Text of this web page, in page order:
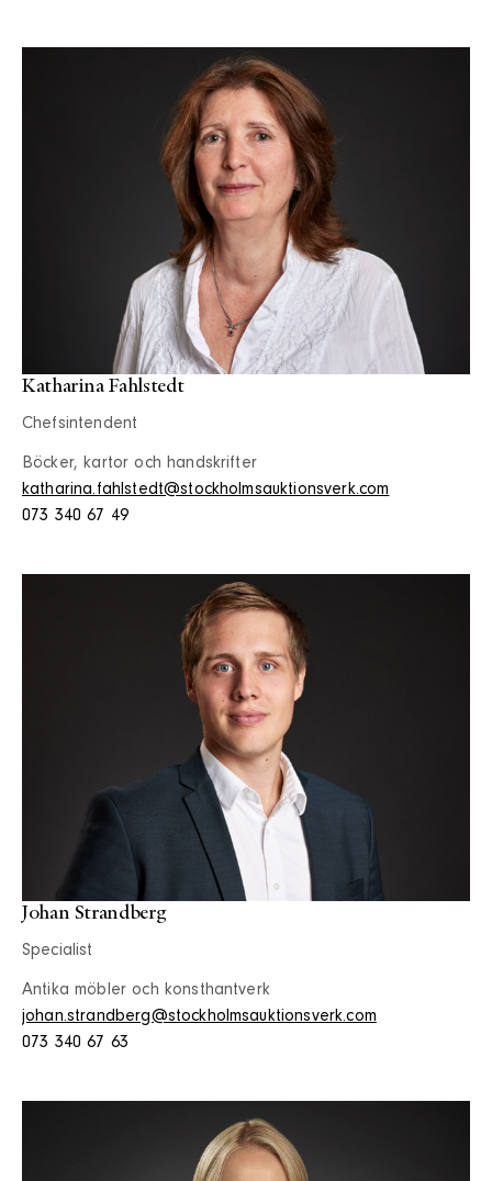
Katharina Fahlstedt
Chefsintendent
Böcker, kartor och handskrifter
katharina.fahlstedt@stockholmsauktionsverk.com
073 340 67 49
Johan Strandberg
Specialist
Antika möbler och konsthantverk
johan.strandberg@stockholmsauktionsverk.com
073 340 67 63